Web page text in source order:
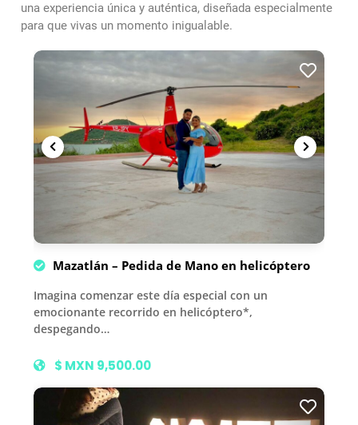
una experiencia única y auténtica, diseñada especialmente
para que vivas un momento inigualable.
Mazatlán – Pedida de Mano en helicóptero
Imagina comenzar este día especial con un
emocionante recorrido en helicóptero*,
despegando…
$ MXN 9,500.00